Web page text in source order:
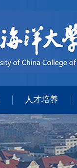
人才培养